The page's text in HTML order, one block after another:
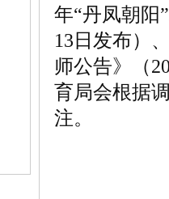
年“丹凤朝阳
13日发布）
师公告》（
育局会根据
注。